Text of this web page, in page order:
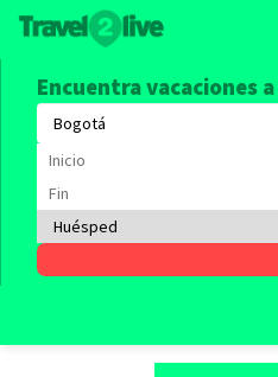
Encuentra vacaciones